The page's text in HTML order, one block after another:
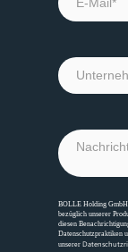
BOLLE Holding GmbH
bezüglich unserer
diesen
Datenschutzpraktiken
unserer